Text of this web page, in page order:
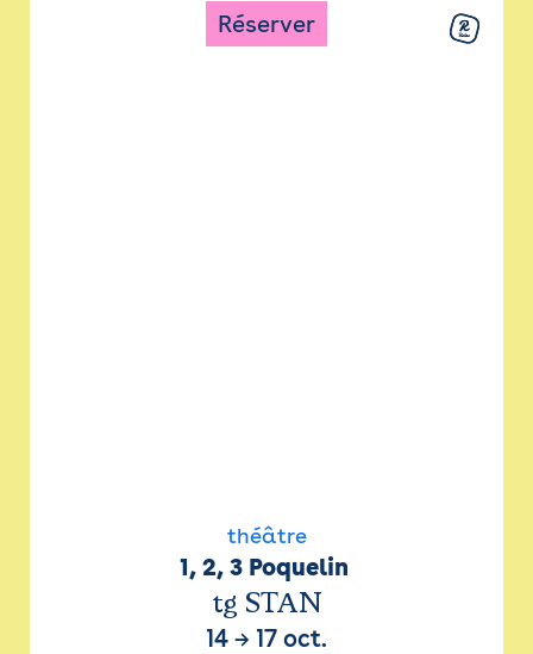
Réserver
théâtre
1, 2, 3 Poquelin
tg STAN
14 → 17 oct.